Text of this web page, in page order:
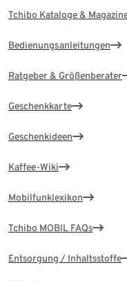
Tchibo Kataloge &
Bedienungsanleitungen
Ratgeber & Größenberater
Geschenkkarte
Geschenkideen
Kaffee-Wiki
Mobilfunklexikon
Tchibo MOBIL FAQs
Entsorgung / Inhaltsstoffe